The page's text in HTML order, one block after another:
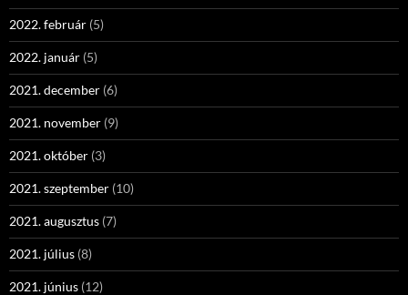
2022. február (5)
2022. január (5)
2021. december (6)
2021. november (9)
2021. október (3)
2021. szeptember (10)
2021. augusztus (7)
2021. július (8)
2021. június (12)